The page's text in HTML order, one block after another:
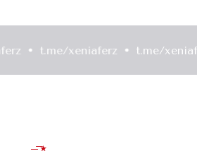
t.me/xeniaferz t.me/xeniaferz
—͟͟͞͞★